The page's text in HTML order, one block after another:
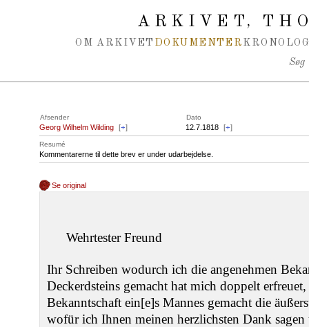
ARKIVET,
OM ARKIVET DOKUMENTER
Søg
Afsender Dato
Georg Wilhelm Wilding [+] 12.7.1818 [+]
Resumé
Kommentarerne til dette brev er under udarbejdelse.
Se original
Wehrtester Freund
Ihr Schreiben wodurch ich die angenehmen
Deckerdsteins gemacht hat mich doppelt
Bekanntschaft ein[e]s Mannes gemacht die
wofür ich Ihnen meinen herzlichsten Dank